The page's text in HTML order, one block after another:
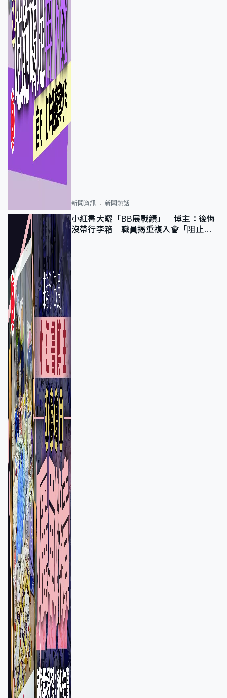
新聞資訊 新聞熱話
小紅書大曬「BB展戰績」 博主：後悔
沒帶行李箱 職員揭重複入會「阻止唔